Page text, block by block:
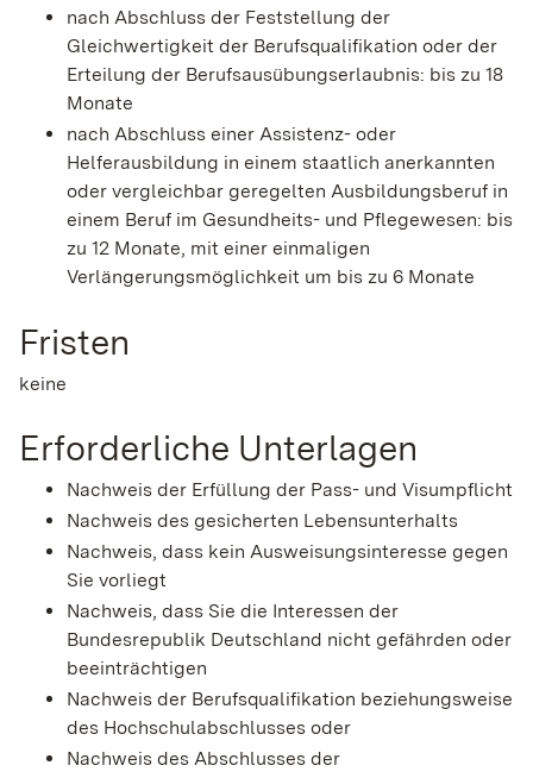
nach Abschluss der Feststellung der
Gleichwertigkeit der Berufsqualifikation oder der
Erteilung der Berufsausübungserlaubnis: bis zu 18
Monate
nach Abschluss einer Assistenz- oder
Helferausbildung in einem staatlich anerkannten
oder vergleichbar geregelten Ausbildungsberuf in
einem Beruf im Gesundheits- und Pflegewesen: bis
zu 12 Monate, mit einer einmaligen
Verlängerungsmöglichkeit um bis zu 6 Monate
Fristen
keine
Erforderliche Unterlagen
Nachweis der Erfüllung der Pass- und Visumpflicht
Nachweis des gesicherten Lebensunterhalts
Nachweis, dass kein Ausweisungsinteresse gegen
Sie vorliegt
Nachweis, dass Sie die Interessen der
Bundesrepublik Deutschland nicht gefährden oder
beeinträchtigen
Nachweis der Berufsqualifikation beziehungsweise
des Hochschulabschlusses oder
Nachweis des Abschlusses der